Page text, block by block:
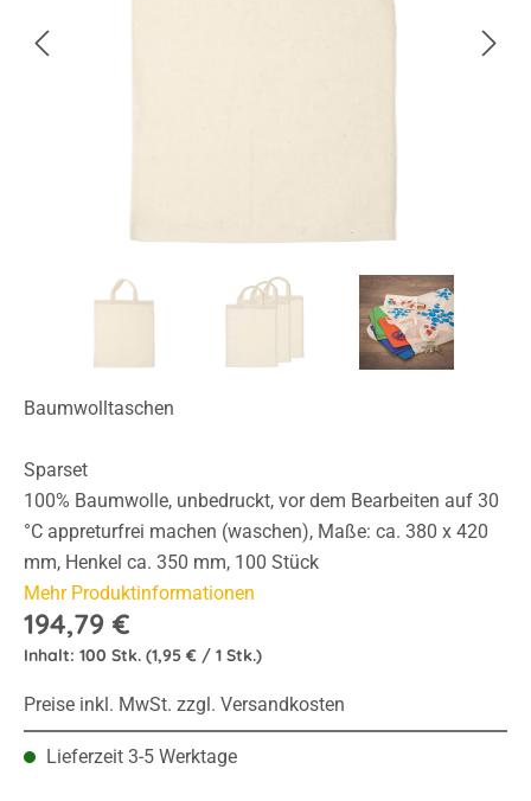
Baumwolltaschen
Sparset
100% Baumwolle, unbedruckt, vor dem Bearbeiten auf 30
°C appreturfrei machen (waschen), Maße: ca. 380 x 420
mm, Henkel ca. 350 mm, 100 Stück
Mehr Produktinformationen
194,79 €
Inhalt: 100 Stk. (1,95 € / 1 Stk.)
Preise inkl. MwSt. zzgl. Versandkosten
Lieferzeit 3-5 Werktage